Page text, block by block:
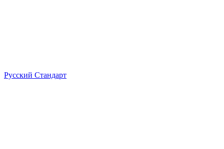
Русский Стандарт